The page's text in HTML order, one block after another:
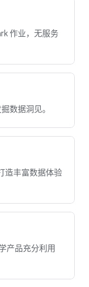
作业，无服务
数据洞见。
造丰富数据体验
产品充分利用